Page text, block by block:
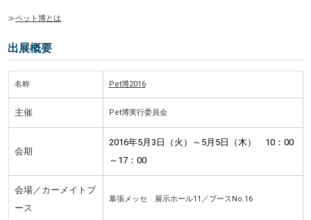
≫ペット博とは
出展概要
名称 Pet博2016
主催 Pet博実行委員会
会期
2016年5月3日（火）～5月5日（木） 10：00
～17：00
会場／カーメイトブ
ース
幕張メッセ 展示ホール11／ブースNo.16